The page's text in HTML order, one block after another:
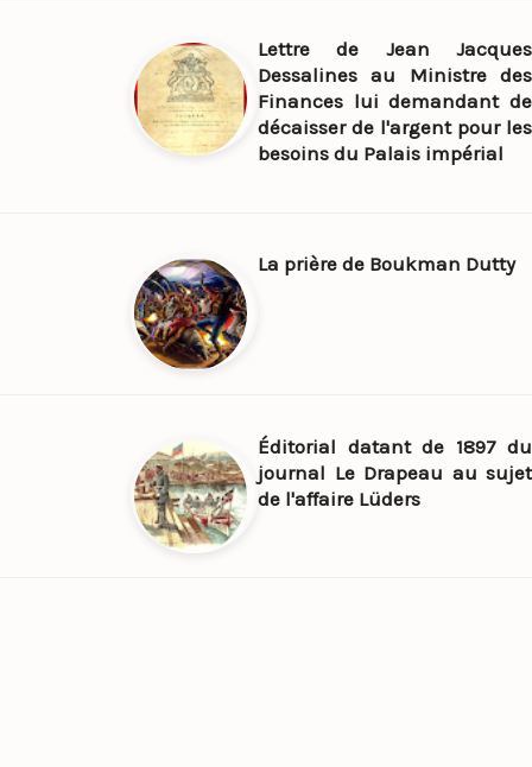
Lettre de Jean Jacques
Dessalines au Ministre des
Finances lui demandant de
décaisser de l'argent pour les
besoins du Palais impérial
La prière de Boukman Dutty
Éditorial datant de 1897 du
journal Le Drapeau au sujet
de l'affaire Lüders